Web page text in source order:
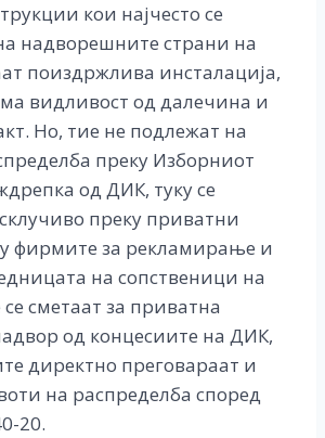
кои најчесто се
надворешните страни на
поиздржлива инсталација,
видливост од далечина и
Но, тие не подлежат на
преку Изборниот
од ДИК, туку се
преку приватни
фирмите за рекламирање и
на сопственици на
сметаат за приватна
од концесиите на ДИК,
директно преговараат и
на распределба според
20.